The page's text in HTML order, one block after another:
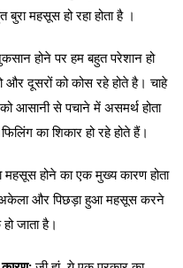
महसूस हो रहा होता है ।
होने पर हम बहुत परेशान हो
दूसरों को कोस रहे होते है। चाहे
आसानी से पचाने में असमर्थ होता
का शिकार हो रहे होते हैं।
महसूस होने का एक मुख्य कारण होता
और पिछड़ा हुआ महसूस करने
जाता है।